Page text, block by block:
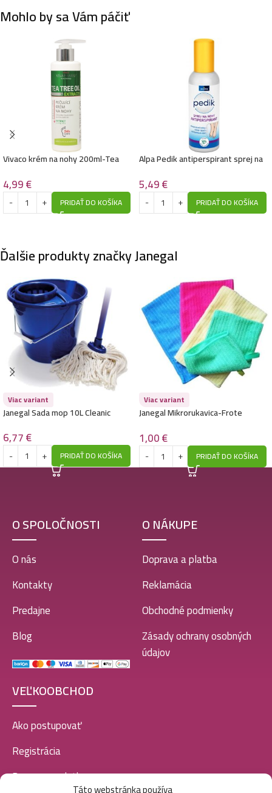
Mohlo by sa Vám páčiť
Vivaco krém na nohy 200ml-Tea
4,99€
PRIDAŤ DO KOŠÍKA
Alpa Pedik antiperspirant sprej na
vôňa
5,49€
PRIDAŤ DO KOŠÍKA
Ďalšie produkty značky Janegal
Viac variant
Janegal Sada mop 10L Cleanic
6,77€
PRIDAŤ DO KOŠÍKA
Viac variant
Janegal Mikrorukavica-Frote
1,00€
PRIDAŤ DO KOŠÍKA
O SPOLOČNOSTI
O nás
Kontakty
Predajne
Blog
O NÁKUPE
Doprava a platba
Reklamácia
Obchodné podmienky
Zásady ochrany osobných
údajov
VEĽKOOBCHOD
Ako postupovať
Registrácia
Doprava a platba